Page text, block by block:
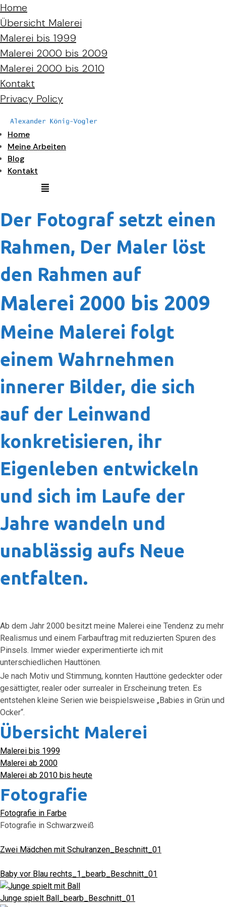
Home
Übersicht Malerei
Malerei bis 1999
Malerei 2000 bis 2009
Malerei 2000 bis 2010
Kontakt
Privacy Policy
Home
Meine Arbeiten
Blog
Kontakt
Der Fotograf setzt einen
Rahmen, Der Maler löst
den Rahmen auf
Malerei 2000 bis 2009
Meine Malerei folgt
einem Wahrnehmen
innerer Bilder, die sich
auf der Leinwand
konkretisieren, ihr
Eigenleben entwickeln
und sich im Laufe der
Jahre wandeln und
unablässig aufs Neue
entfalten.
Ab dem Jahr 2000 besitzt meine Malerei eine Tendenz zu mehr
Realismus und einem Farbauftrag mit reduzierten Spuren des
Pinsels. Immer wieder experimentierte ich mit
unterschiedlichen Hauttönen.
Je nach Motiv und Stimmung, konnten Hauttöne gedeckter oder
gesättigter, realer oder surrealer in Erscheinung treten. Es
entstehen kleine Serien wie beispielsweise „Babies in Grün und
Ocker“.
Übersicht Malerei
Malerei bis 1999
Malerei ab 2000
Malerei ab 2010 bis heute
Fotografie
Fotografie in Farbe
Fotografie in Schwarzweiß
Zwei Mädchen mit Schulranzen_Beschnitt_01
Baby vor Blau rechts_1_bearb_Beschnitt_01
Junge spielt Ball_bearb_Beschnitt_01